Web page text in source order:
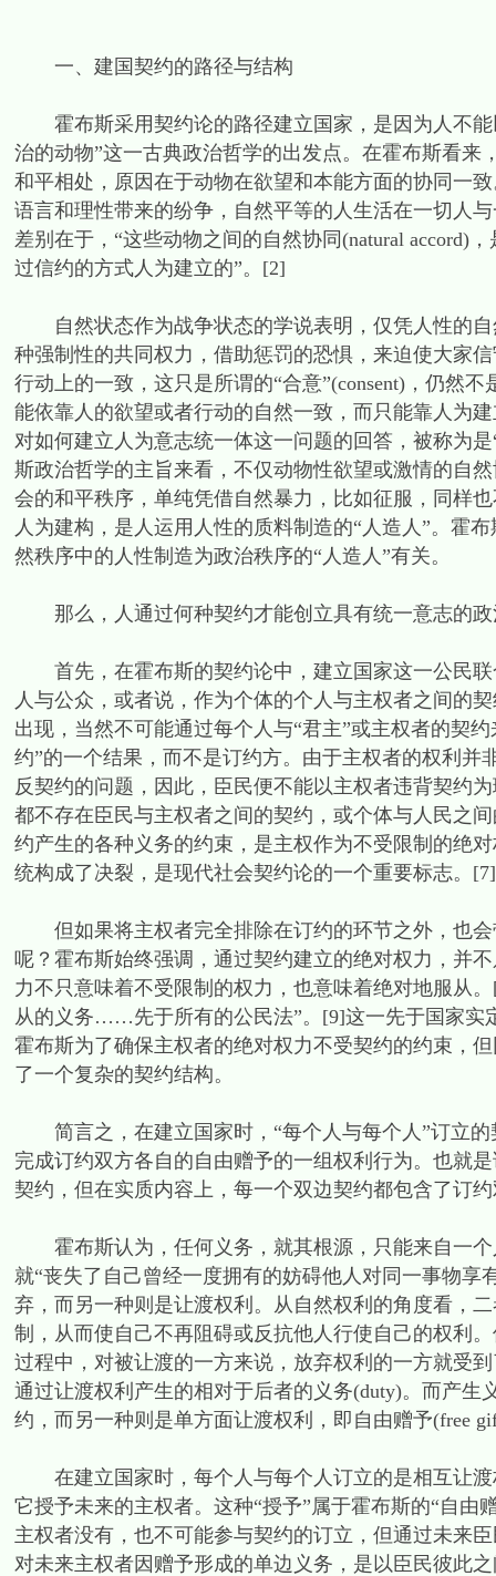
一、建国契约的路径与结构
霍布斯采用契约论的路径建立国家，是因为人不能
治的动物”这一古典政治哲学的出发点。在霍布斯看来
和平相处，原因在于动物在欲望和本能方面的协同一
语言和理性带来的纷争，自然平等的人生活在一切人
差别在于，“这些动物之间的自然协同(natural accord)
过信约的方式人为建立的”。[2]
自然状态作为战争状态的学说表明，仅凭人性的自
种强制性的共同权力，借助惩罚的恐惧，来迫使大家
行动上的一致，这只是所谓的“合意”(consent)，仍然
能依靠人的欲望或者行动的自然一致，而只能靠人为
对如何建立人为意志统一体这一问题的回答，被称为
斯政治哲学的主旨来看，不仅动物性欲望或激情的自
会的和平秩序，单纯凭借自然暴力，比如征服，同样
人为建构，是人运用人性的质料制造的“人造人”。霍
然秩序中的人性制造为政治秩序的“人造人”有关。
那么，人通过何种契约才能创立具有统一意志的政
首先，在霍布斯的契约论中，建立国家这一公民联
人与公众，或者说，作为个体的个人与主权者之间的
出现，当然不可能通过每个人与“君主”或主权者的契
约”的一个结果，而不是订约方。由于主权者的权利
反契约的问题，因此，臣民便不能以主权者违背契约
都不存在臣民与主权者之间的契约，或个体与人民之
约产生的各种义务的约束，是主权作为不受限制的绝
统构成了决裂，是现代社会契约论的一个重要标志。[7]
但如果将主权者完全排除在订约的环节之外，也会
呢？霍布斯始终强调，通过契约建立的绝对权力，并
力不只意味着不受限制的权力，也意味着绝对地服从
从的义务……先于所有的公民法”。[9]这一先于国家实
霍布斯为了确保主权者的绝对权力不受契约的约束，
了一个复杂的契约结构。
简言之，在建立国家时，“每个人与每个人”订立的
完成订约双方各自的自由赠予的一组权利行为。也就
契约，但在实质内容上，每一个双边契约都包含了订
霍布斯认为，任何义务，就其根源，只能来自一个
就“丧失了自己曾经一度拥有的妨碍他人对同一事物享
弃，而另一种则是让渡权利。从自然权利的角度看，
制，从而使自己不再阻碍或反抗他人行使自己的权利
过程中，对被让渡的一方来说，放弃权利的一方就受
通过让渡权利产生的相对于后者的义务(duty)。而产
约，而另一种则是单方面让渡权利，即自由赠予(free
在建立国家时，每个人与每个人订立的是相互让渡
它授予未来的主权者。这种“授予”属于霍布斯的“自
主权者没有，也不可能参与契约的订立，但通过未来
对未来主权者因赠予形成的单边义务，是以臣民彼此